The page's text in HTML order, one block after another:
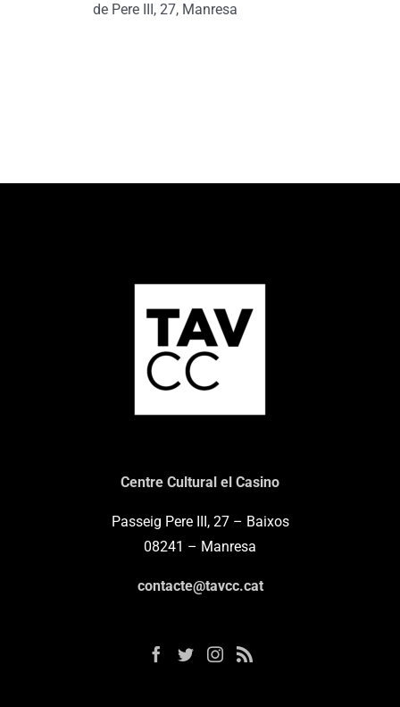
de Pere III, 27, Manresa
Centre Cultural el Casino
Passeig Pere III, 27 – Baixos
08241 – Manresa
contacte@tavcc.cat